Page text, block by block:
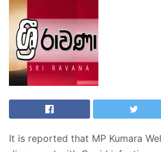
It is reported that MP Kumara